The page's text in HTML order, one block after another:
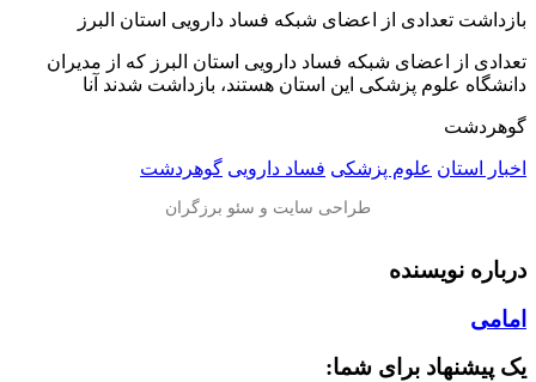
بازداشت تعدادی از اعضای شبکه فساد دارویی استان البرز
تعدادی از اعضای شبکه فساد دارویی استان البرز که از مدیران
دانشگاه علوم پزشکی این استان هستند، بازداشت شدند آنا
گوهردشت
اخبار استان علوم پزشکی فساد دارویی گوهردشت
درباره نویسنده
امامی
یک پیشنهاد برای شما: